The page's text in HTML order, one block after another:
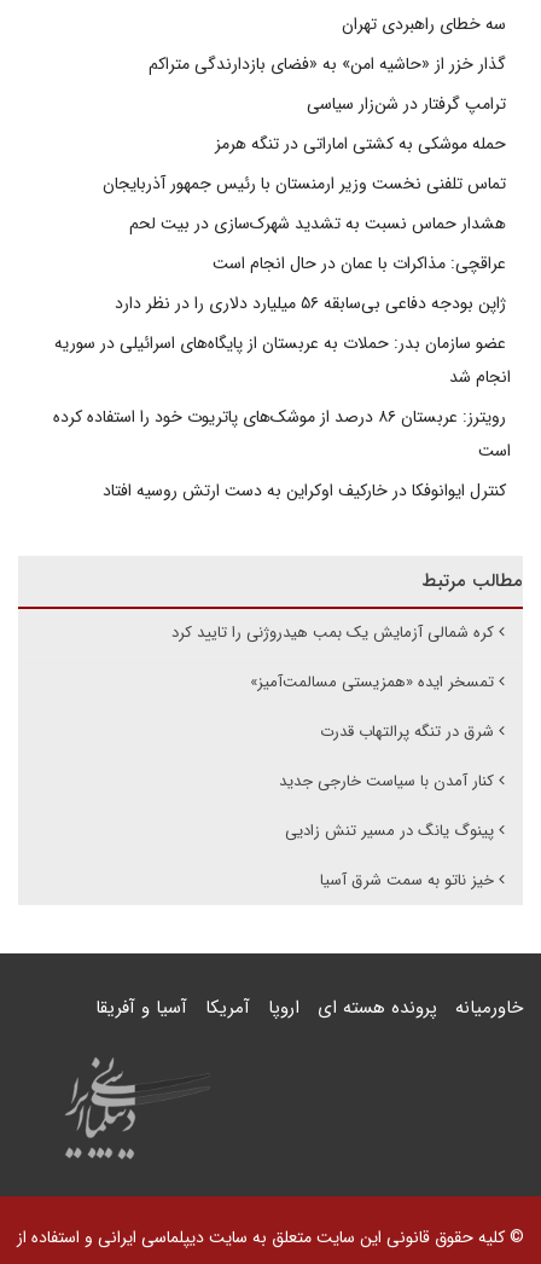
سه خطای راهبردی تهران
گذار خزر از «حاشیه امن» به «فضای بازدارندگی متراکم
ترامپ گرفتار در شن‌زار سیاسی
حمله موشکی به کشتی اماراتی در تنگه هرمز
تماس تلفنی نخست وزیر ارمنستان با رئیس جمهور آذربایجان
هشدار حماس نسبت به تشدید شهرک‌سازی در بیت‌ لحم
عراقچی: مذاکرات با عمان در حال انجام است
ژاپن بودجه دفاعی بی‌سابقه ۵۶ میلیارد دلاری را در نظر دارد
عضو سازمان بدر: حملات به عربستان از پایگاه‌های اسرائیلی در سوریه
انجام شد
رویترز: عربستان ۸۶ درصد از موشک‌های پاتریوت خود را استفاده کرده
است
کنترل ایوانوفکا در خارکیف اوکراین به دست ارتش روسیه افتاد
مطالب مرتبط
کره شمالی آزمایش یک بمب هیدروژنی را تایید کرد
تمسخر ایده «همزیستی مسالمت‌آمیز»
شرق در تنگه پرالتهاب قدرت
کنار آمدن با سیاست خارجی جدید
پینوگ یانگ در مسیر تنش زادیی
خیز ناتو به سمت شرق آسیا
خاورمیانه پرونده هسته ای اروپا آمریکا آسیا و آفریقا
© کلیه حقوق قانونی این سایت متعلق به سایت دیپلماسی ایرانی و استفاده از